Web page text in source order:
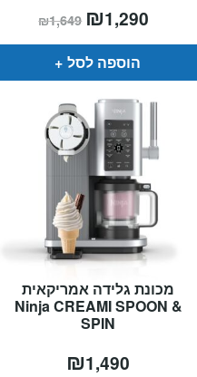
מתכונים שלכם
עגלת קניות
תשלום
₪1,649 המחיר
המקורי
היה:
₪1,649.
₪1,290
הוא:
הוספה לסל
מכונת גלידה אמריקאית
Ninja CREAMI SPOON &
SPIN
₪1,490